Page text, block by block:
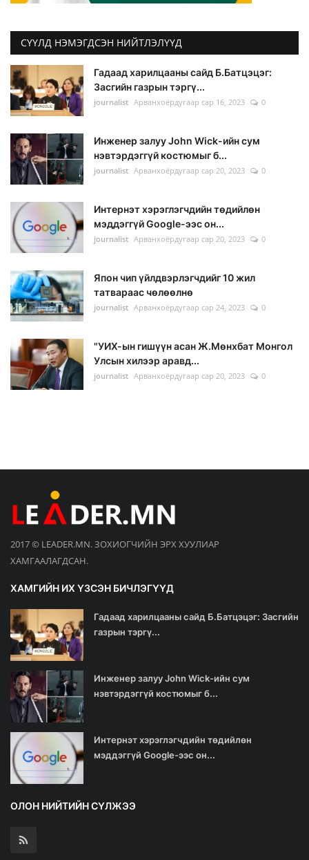
СҮҮЛД НЭМЭГДСЭН НИЙТЛЭЛҮҮД
Гадаад харилцааны сайд Б.Батцэцэг:
Засгийн газрын тэргү...
journalist Арванхоёрдугаар сар 16, 2023 0
Инженер залуу John Wick-ийн cум
нэвтэрдэггүй костюмыг б...
journalist Арванхоёрдугаар сар 20, 2023 0
Интернэт хэрэглэгчдийн төдийлөн
мэддэггүй Google-ээс он...
journalist Арванхоёрдугаар сар 20, 2023 0
Япон чип үйлдвэрлэгчдийг 10 жил
татвараас чөлөөлнө
journalist Арванхоёрдугаар сар 24, 2023 0
"УИХ-ын гишүүн асан Ж.Мөнхбат Монгол
Улсын хилээр аравд...
journalist Арванхоёрдугаар сар 20, 2023 0
2017 © LEADER.MN. ЗОХИОГЧИЙН ЭРХ ХУУЛИАР
ХАМГААЛАГДСАН.
ХАМГИЙН ИХ ҮЗСЭН БИЧЛЭГҮҮД
Гадаад харилцааны сайд Б.Батцэцэг: Засгийн
газрын тэргү...
Инженер залуу John Wick-ийн cум
нэвтэрдэггүй костюмыг б...
Интернэт хэрэглэгчдийн төдийлөн
мэддэггүй Google-ээс он...
ОЛОН НИЙТИЙН СҮЛЖЭЭ